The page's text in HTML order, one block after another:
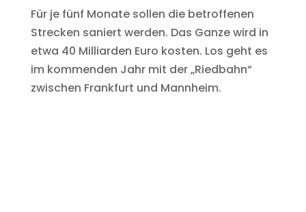
Für je fünf Monate sollen die betroffenen
Strecken saniert werden. Das Ganze wird in
etwa 40 Milliarden Euro kosten. Los geht es
im kommenden Jahr mit der „Riedbahn“
zwischen Frankfurt und Mannheim.